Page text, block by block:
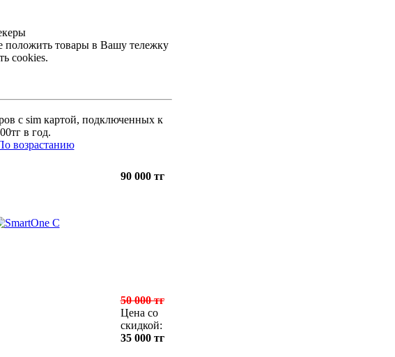
положить товары в Вашу тележку
cookies.
с sim картой, подключенных к
в год.
90 000 тг
50 000 тг
Цена со
скидкой:
35 000 тг